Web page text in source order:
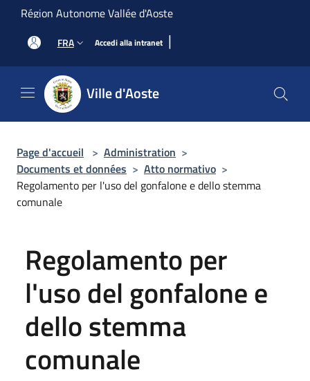
Salta al contenuto principale
Région Autonome Vallée d'Aoste
FRA Accedi alla intranet |
Ville d'Aoste
Page d'accueil > Administration >
Documents et données > Atto normativo >
Regolamento per l'uso del gonfalone e dello stemma
comunale
Regolamento per
l'uso del gonfalone e
dello stemma
comunale